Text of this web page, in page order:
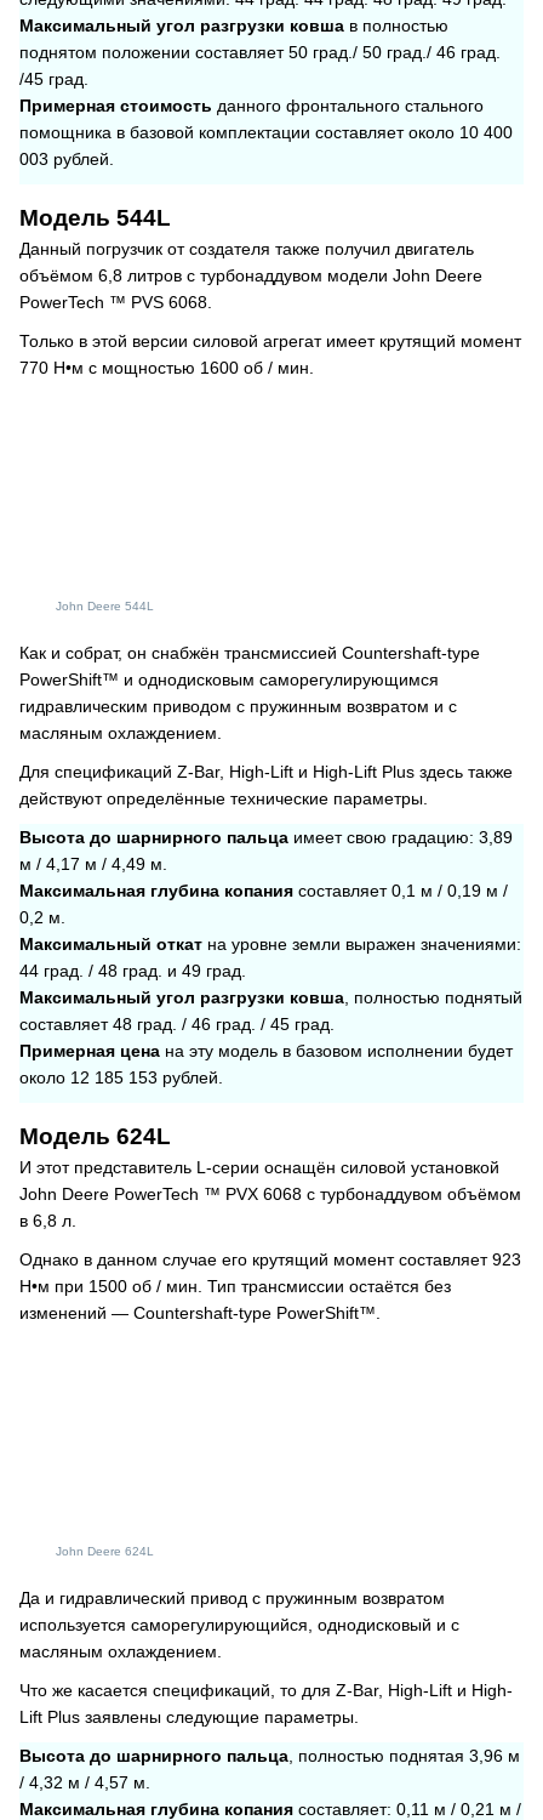
Максимальный угол разгрузки ковша в полностью
поднятом положении составляет 50 град./ 50 град./ 46 град.
/45 град.
Примерная стоимость данного фронтального стального
помощника в базовой комплектации составляет около 10 400
003 рублей.
Модель 544L
Данный погрузчик от создателя также получил двигатель
объёмом 6,8 литров с турбонаддувом модели John Deere
PowerTech ™ PVS 6068.
Только в этой версии силовой агрегат имеет крутящий момент
770 Н•м с мощностью 1600 об / мин.
John Deere 544L
Как и собрат, он снабжён трансмиссией Countershaft-type
PowerShift™ и однодисковым саморегулирующимся
гидравлическим приводом с пружинным возвратом и с
масляным охлаждением.
Для спецификаций Z-Bar, High-Lift и High-Lift Plus здесь также
действуют определённые технические параметры.
Высота до шарнирного пальца имеет свою градацию: 3,89
м / 4,17 м / 4,49 м.
Максимальная глубина копания составляет 0,1 м / 0,19 м /
0,2 м.
Максимальный откат на уровне земли выражен значениями:
44 град. / 48 град. и 49 град.
Максимальный угол разгрузки ковша , полностью поднятый
составляет 48 град. / 46 град. / 45 град.
Примерная цена на эту модель в базовом исполнении будет
около 12 185 153 рублей.
Модель 624L
И этот представитель L-серии оснащён силовой установкой
John Deere PowerTech ™ PVX 6068 с турбонаддувом объёмом
в 6,8 л.
Однако в данном случае его крутящий момент составляет 923
Н•м при 1500 об / мин. Тип трансмиссии остаётся без
изменений — Countershaft-type PowerShift™.
John Deere 624L
Да и гидравлический привод с пружинным возвратом
используется саморегулирующийся, однодисковый и с
масляным охлаждением.
Что же касается спецификаций, то для Z-Bar, High-Lift и High-
Lift Plus заявлены следующие параметры.
Высота до шарнирного пальца , полностью поднятая 3,96 м
/ 4,32 м / 4,57 м.
Максимальная глубина копания составляет: 0,11 м / 0,21 м /